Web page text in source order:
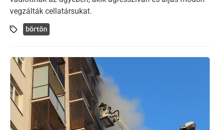
vegzálták cellatársukat.
börtön